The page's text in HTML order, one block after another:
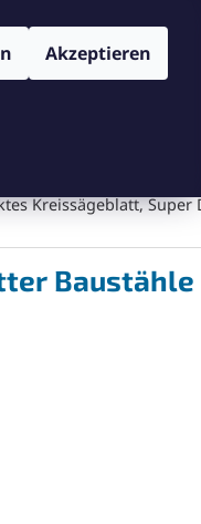
Akzeptieren
Kreissägeblatt, Super
Baustähle